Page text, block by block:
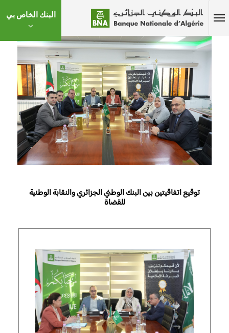
البنك الخاص بي
توقيع اتفاقيتين بين البنك الوطني الجزائري والنقابة الوطنية
للقضاة